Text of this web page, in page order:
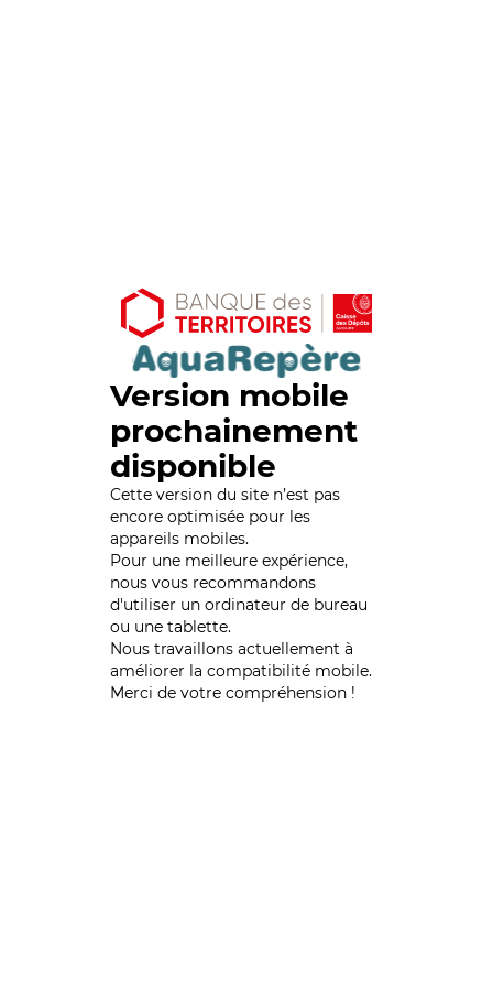
Version mobile
prochainement
disponible
Cette version du site n’est pas
encore optimisée pour les
appareils mobiles.
Pour une meilleure expérience,
nous vous recommandons
d'utiliser un ordinateur de bureau
ou une tablette.
Nous travaillons actuellement à
améliorer la compatibilité mobile.
Merci de votre compréhension !